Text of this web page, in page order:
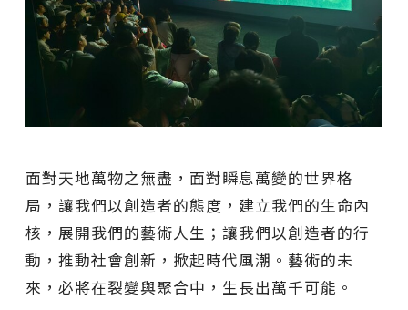
面對天地萬物之無盡，面對瞬息萬變的世界格
局，讓我們以創造者的態度，建立我們的生命內
核，展開我們的藝術人生；讓我們以創造者的行
動，推動社會創新，掀起時代風潮。藝術的未
來，必將在裂變與聚合中，生長出萬千可能。